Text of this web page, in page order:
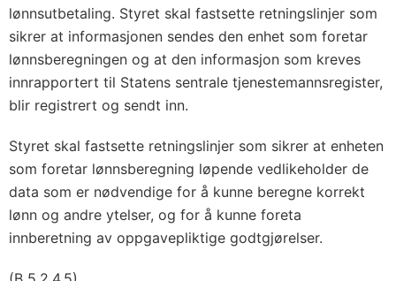
lønnsutbetaling. Styret skal fastsette retningslinjer som
sikrer at informasjonen sendes den enhet som foretar
lønnsberegningen og at den informasjon som kreves
innrapportert til Statens sentrale tjenestemannsregister,
blir registrert og sendt inn.
Styret skal fastsette retningslinjer som sikrer at enheten
som foretar lønnsberegning løpende vedlikeholder de
data som er nødvendige for å kunne beregne korrekt
lønn og andre ytelser, og for å kunne foreta
innberetning av oppgavepliktige godtgjørelser.